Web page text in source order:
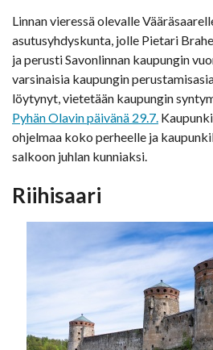
Linnan vieressä olevalle
asutusyhdyskunta, jolle Pietari
ja perusti Savonlinnan kaupungin
varsinaisia kaupungin
löytynyt, vietetään kaupungin
Pyhän Olavin päivänä 29.7.
ohjelmaa koko perheelle ja
salkoon juhlan kunniaksi.
Riihisaari